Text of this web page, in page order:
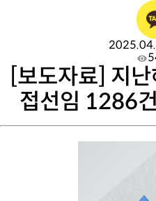
[보도자료] 지
접선임 1286